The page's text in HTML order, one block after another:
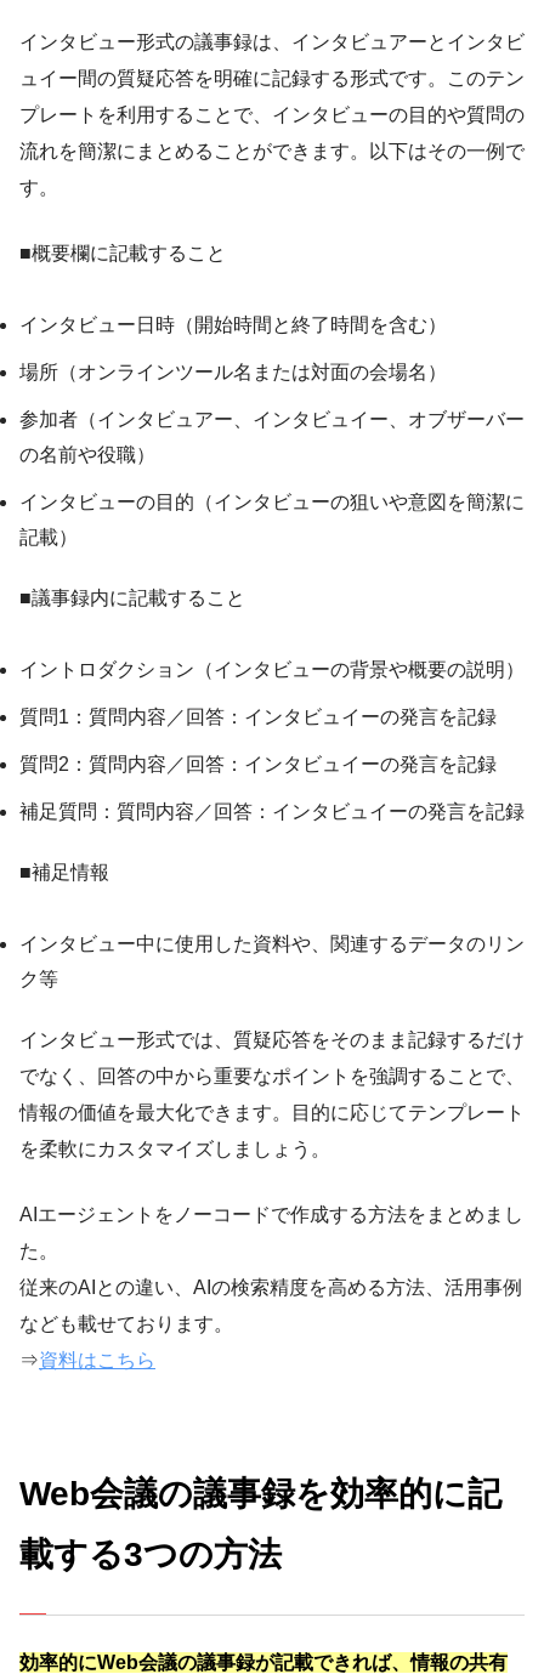
インタビュー形式の議事録は、インタビュアーとインタビ
ュイー間の質疑応答を明確に記録する形式です。このテン
プレートを利用することで、インタビューの目的や質問の
流れを簡潔にまとめることができます。以下はその一例で
す。
■概要欄に記載すること
インタビュー日時（開始時間と終了時間を含む）
場所（オンラインツール名または対面の会場名）
参加者（インタビュアー、インタビュイー、オブザーバー
の名前や役職）
インタビューの目的（インタビューの狙いや意図を簡潔に
記載）
■議事録内に記載すること
イントロダクション（インタビューの背景や概要の説明）
質問1：質問内容／回答：インタビュイーの発言を記録
質問2：質問内容／回答：インタビュイーの発言を記録
補足質問：質問内容／回答：インタビュイーの発言を記録
■補足情報
インタビュー中に使用した資料や、関連するデータのリン
ク等
インタビュー形式では、質疑応答をそのまま記録するだけ
でなく、回答の中から重要なポイントを強調することで、
情報の価値を最大化できます。目的に応じてテンプレート
を柔軟にカスタマイズしましょう。
AIエージェントをノーコードで作成する方法をまとめまし
た。
従来のAIとの違い、AIの検索精度を高める方法、活用事例
なども載せております。
⇒資料はこちら
Web会議の議事録を効率的に記
載する3つの方法
効率的にWeb会議の議事録が記載できれば、情報の共有